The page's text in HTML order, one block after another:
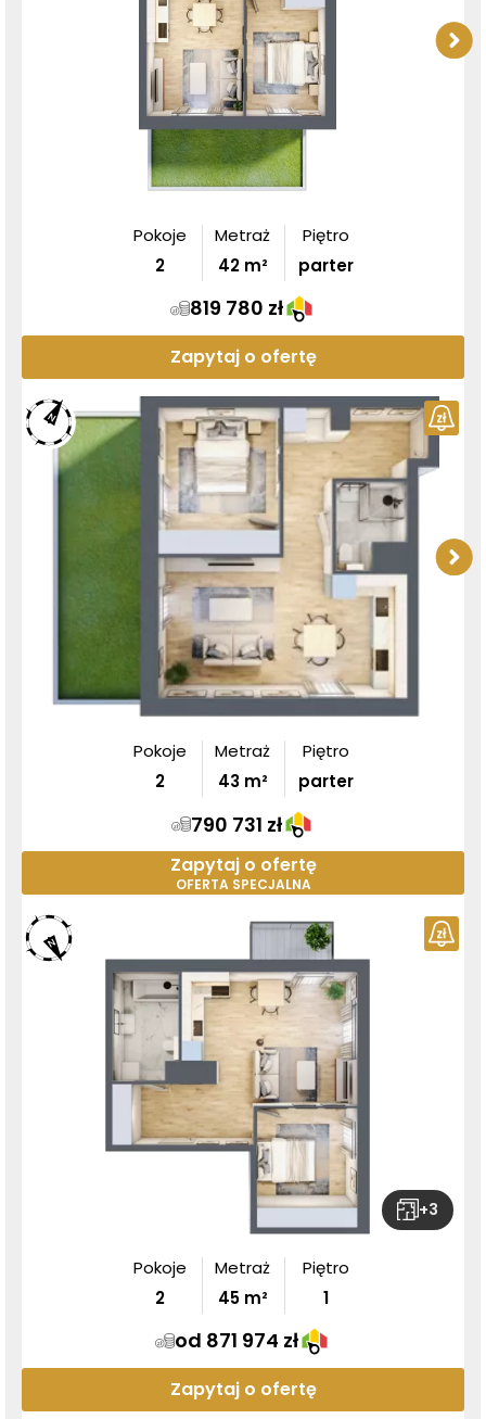
Pokoje
2
Metraż
42m²
Piętro
parter
819 780 zł
Zapytaj o ofertę
Pokoje
2
Metraż
43m²
Piętro
parter
790 731 zł
Zapytaj o ofertę
OFERTA SPECJALNA
+3
Pokoje
2
Metraż
45m²
Piętro
1
od 871 974 zł
Zapytaj o ofertę